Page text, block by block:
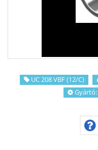
UC 208 VBF (12/C)
Gyártó: